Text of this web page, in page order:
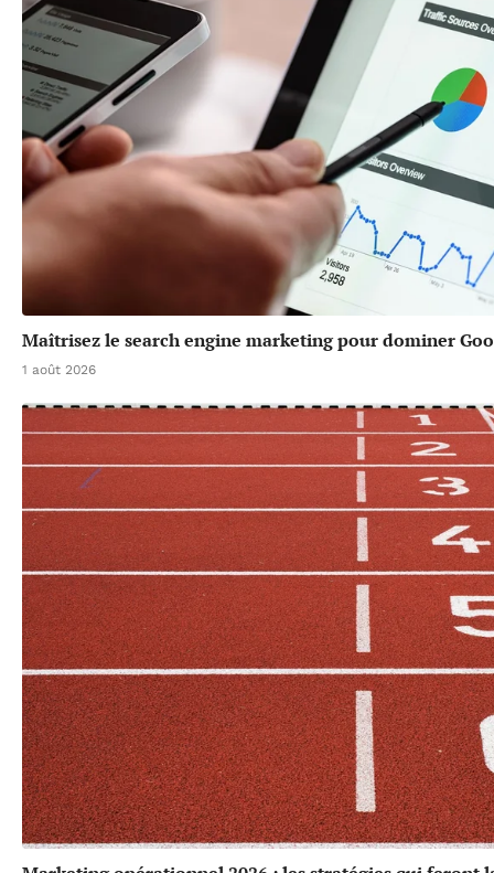
Maîtrisez le search engine marketing pour dominer
1 août 2026